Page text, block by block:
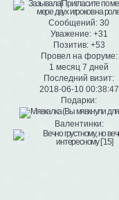
Сообщений: 30
Уважение: +31
Позитив: +53
Провел на форуме:
1 месяц 7 дней
Последний визит:
2018-06-10 00:38:47
Подарки:
Валентинки: